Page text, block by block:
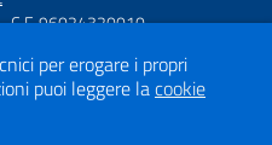
- C.F. 96024320010
& Design by
Designers Italia
per erogare i propri
puoi leggere lacookie